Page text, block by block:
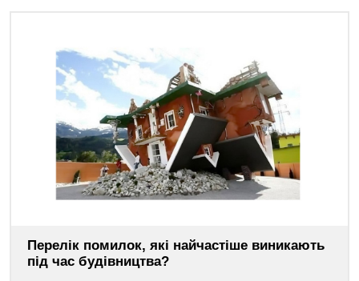
Перелік помилок, які найчастіше виникають
під час будівництва?